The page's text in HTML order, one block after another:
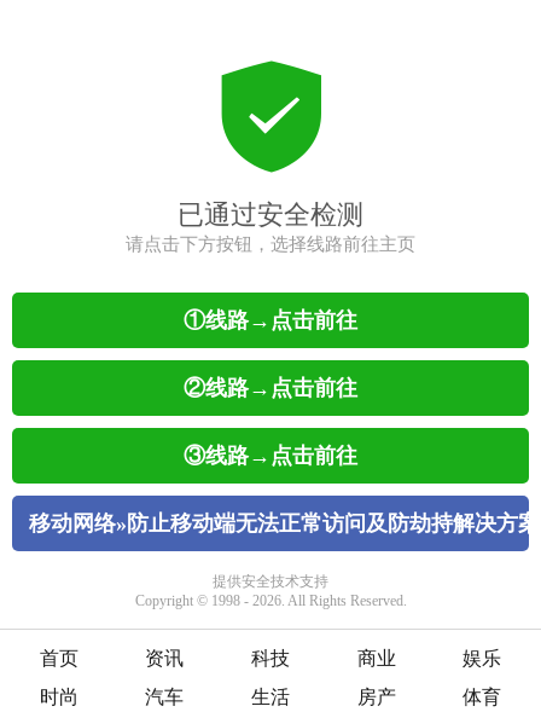
首页 资讯 科技 商业
娱乐
时尚
汽车 生活 房产
体育